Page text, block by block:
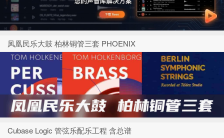
凤凰民乐大鼓 柏林铜管三套 PHOENIX
Cubase Logic 管弦乐配乐工程 含总谱